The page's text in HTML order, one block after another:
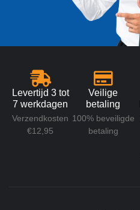
Levertijd 3 tot
7 werkdagen
Verzendkosten
€12,95
Veilige
betaling
100% beveiligde
betaling